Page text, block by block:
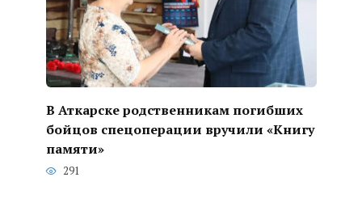
В Аткарске родственникам погибших
бойцов спецоперации вручили «Книгу
памяти»
291